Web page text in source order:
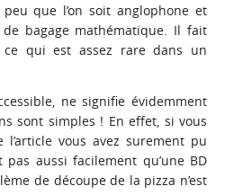
que l’on soit anglophone et
bagage mathématique. Il fait
ce qui est assez rare dans un
ne signifie évidemment
sont simples ! En effet, si vous
vous avez surement pu
aussi facilement qu’une BD
de découpe de la pizza n’est